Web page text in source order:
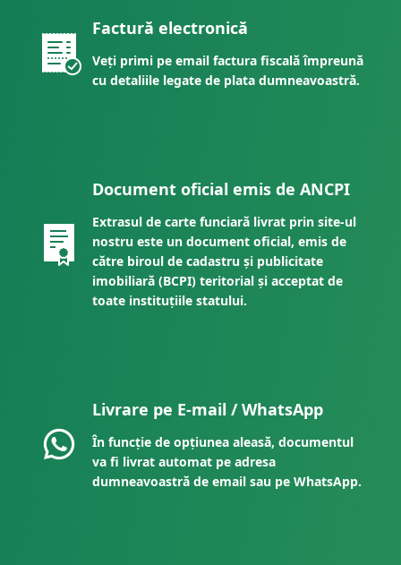
Factură electronică
Veți primi pe email factura fiscală împreună
cu detaliile legate de plata dumneavoastră.
Document oficial emis de ANCPI
Extrasul de carte funciară livrat prin site-ul
nostru este un document oficial, emis de
către biroul de cadastru și publicitate
imobiliară (BCPI) teritorial și acceptat de
toate instituțiile statului.
Livrare pe E-mail / WhatsApp
În funcție de opțiunea aleasă, documentul
va fi livrat automat pe adresa
dumneavoastră de email sau pe WhatsApp.